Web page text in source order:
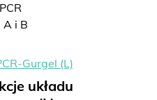
A i B
układu